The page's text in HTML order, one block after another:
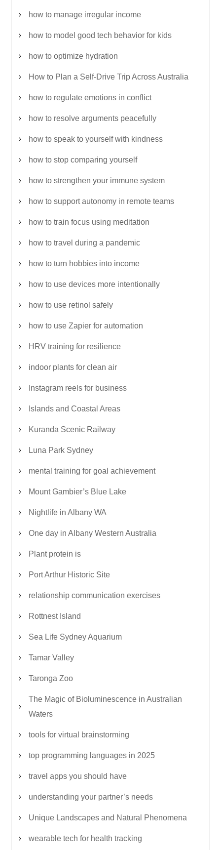
how to manage irregular income
how to model good tech behavior for kids
how to optimize hydration
How to Plan a Self-Drive Trip Across Australia
how to regulate emotions in conflict
how to resolve arguments peacefully
how to speak to yourself with kindness
how to stop comparing yourself
how to strengthen your immune system
how to support autonomy in remote teams
how to train focus using meditation
how to travel during a pandemic
how to turn hobbies into income
how to use devices more intentionally
how to use retinol safely
how to use Zapier for automation
HRV training for resilience
indoor plants for clean air
Instagram reels for business
Islands and Coastal Areas
Kuranda Scenic Railway
Luna Park Sydney
mental training for goal achievement
Mount Gambier’s Blue Lake
Nightlife in Albany WA
One day in Albany Western Australia
Plant protein is
Port Arthur Historic Site
relationship communication exercises
Rottnest Island
Sea Life Sydney Aquarium
Tamar Valley
Taronga Zoo
The Magic of Bioluminescence in Australian
Waters
tools for virtual brainstorming
top programming languages in 2025
travel apps you should have
understanding your partner’s needs
Unique Landscapes and Natural Phenomena
wearable tech for health tracking